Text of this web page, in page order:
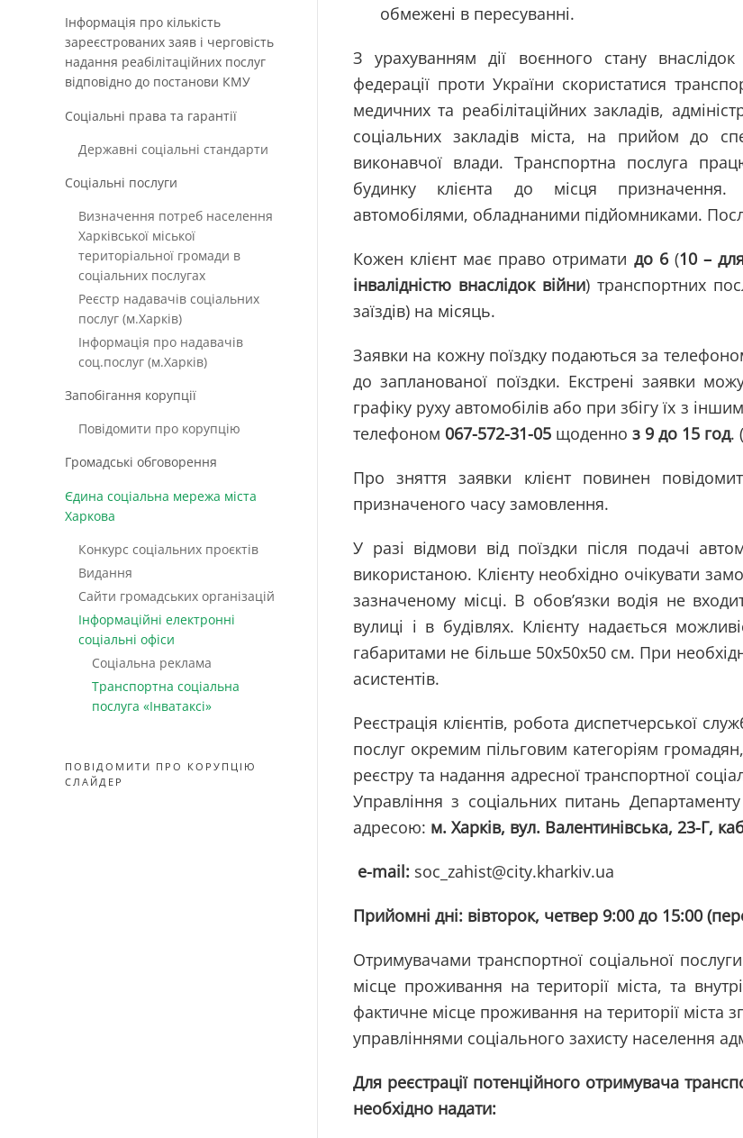
обмежені в пересуванні.
З урахуванням дії воєнного стану
федерації проти України скористатися
медичних та реабілітаційних закладів,
соціальних закладів міста, на прийом до
виконавчої влади. Транспортна послуга
будинку клієнта до місця призначення.
автомобілями, обладнаними підйомниками.
Кожен клієнт має право отримати до 6(10 –
інвалідністю внаслідок війни) транспортних
заїздів) на місяць.
Заявки на кожну поїздку подаються за
до запланованої поїздки. Екстрені заявки
графіку руху автомобілів або при збігу їх з
телефоном 067-572-31-05 щоденно з 9 до 15 год.
Про зняття заявки клієнт повинен
призначеного часу замовлення.
У разі відмови від поїздки після подачі
використаною. Клієнту необхідно очікувати
зазначеному місці. В обов’язки водія не
вулиці і в будівлях. Клієнту надається
габаритами не більше 50х50х50 см. При
асистентів.
Реєстрація клієнтів, робота диспетчерської
послуг окремим пільговим категоріям
реєстру та надання адресної транспортної
Управління з соціальних питань
адресою: м. Харків, вул. Валентинівська, 23-Г,
e-mail: soc_zahist@city.kharkiv.ua
Прийомні дні: вівторок, четвер 9:00 до 15:00
Отримувачами транспортної соціальної
місце проживання на території міста, та
фактичне місце проживання на території міста
управліннями соціального захисту населення
Для реєстрації потенційного отримувача
необхідно надати:
Інформація про кількість
зареєстрованих заяв і черговість
надання реабілітаційних послуг
відповідно до постанови КМУ
Соціальні права та гарантії
Державні соціальні стандарти
Соціальні послуги
Визначення потреб населення
Харківської міської
територіальної громади в
соціальних послугах
Реєстр надавачів соціальних
послуг (м.Харків)
Інформація про надавачів
соц.послуг (м.Харків)
Запобігання корупції
Повідомити про корупцію
Громадські обговорення
Єдина соціальна мережа міста
Харкова
Конкурс соціальних проєктів
Видання
Сайти громадських організацій
Інформаційні електронні
соціальні офіси
Соціальна реклама
Транспортна соціальна
послуга «Інватаксі»
ПОВІДОМИТИ ПРО КОРУПЦІЮ
СЛАЙДЕР